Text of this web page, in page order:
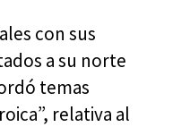
con sus
a su norte
temas
relativa al